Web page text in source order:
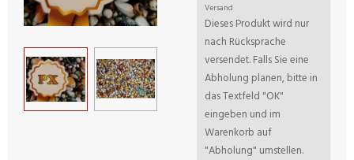
Versand
Dieses Produkt wird nur
nach Rücksprache
versendet. Falls Sie eine
Abholung planen, bitte in
das Textfeld "OK"
eingeben und im
Warenkorb auf
"Abholung" umstellen.